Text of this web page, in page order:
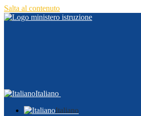
Salta al contenuto
Italiano
Italiano